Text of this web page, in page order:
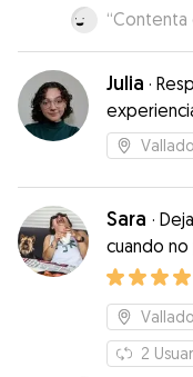
“Contenta
Julia ·
Sara ·
cuando
como si
2